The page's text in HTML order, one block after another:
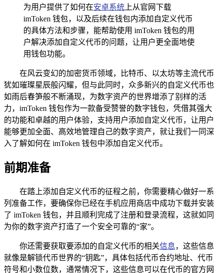
为用户提供了如何在安卓系统 上从官网下载
imToken 钱包，以及后续在钱包内添加自定义代币
的具体方法和步骤，能帮助使用 imToken 钱包的用
户解决添加自定义代币的问题，让用户更全面地使
用钱包功能。
在风云变幻的加密货币领域，比特币、以太坊等主流代币
犹如璀璨星辰般闪耀，但与此同时，众多新兴的自定义代币也
如雨后春笋般不断涌现，为数字资产的世界增添了别样的活
力，imToken 钱包作为一款备受赞誉的数字钱包，凭借其强大
的功能和卓越的用户体验，支持用户添加自定义代币，让用户
能够更加全面、高效地管理自己的数字资产，就让我们一同深
入了解如何在 imToken 钱包中添加自定义代币。
前期准备
在踏上添加自定义代币的征程之前，你需要精心做好一系
列准备工作，要确保你已经在手机应用商店中成功下载并安装
了 imToken 钱包，并且顺利完成了注册和登录流程，这就如同
为你的数字资产打造了一个安全可靠的“家”。
你还需要获取要添加的自定义代币的相关信息，这些信息
就像是解锁代币世界的“钥匙”，具体包括代币合约地址、代币
符号和小数位数，通常情况下，这些信息可以在代币的官方网